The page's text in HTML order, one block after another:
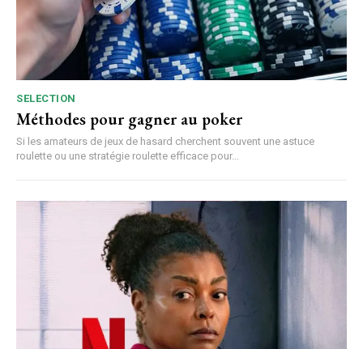
SELECTION
Méthodes pour gagner au poker
Si les amateurs de jeux de hasard cherchent souvent une astuce
roulette ou une stratégie roulette efficace pour...